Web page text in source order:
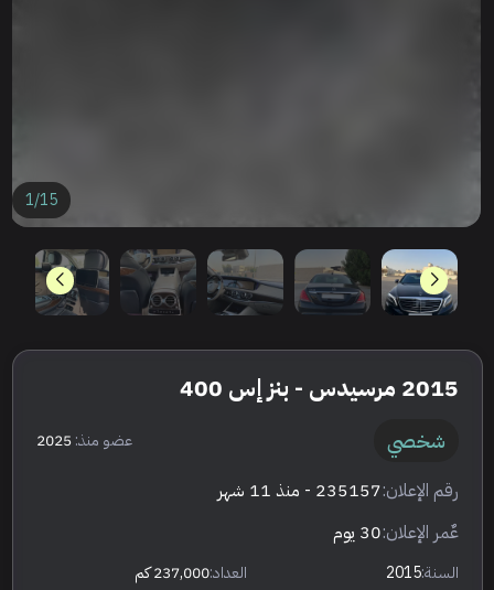
1/15
2015 مرسيدس - بنز إس 400
شخصي عضو منذ:2025
رقم الإعلان:235157 - منذ 11 شهر
عٌمر الإعلان:30 يوم
السنة:2015 العداد:237,000 كم